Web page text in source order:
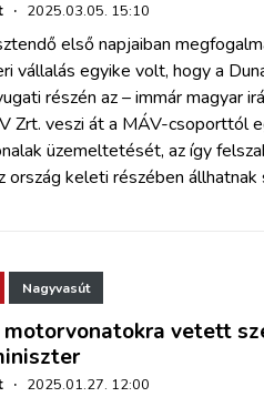
· 2025.03.05. 15:10
első napjaiban
vállalás egyike volt, hogy a
részén az – immár magyar
Zrt. veszi át a MÁV-csoporttól
üzemeltetését, az így
ország keleti részében állhatnak
Nagyvasút
motorvonatokra vetett
· 2025.01.27. 12:00